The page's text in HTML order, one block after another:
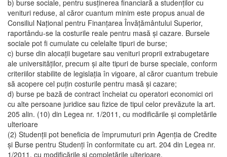
b) burse sociale, pentru susţinerea financiară a studenţilor cu
venituri reduse, al căror cuantum minim este propus anual de
Consiliul Naţional pentru Finanţarea Învăţământului Superior,
raportându-se la costurile reale pentru masă şi cazare. Bursele
sociale pot fi cumulate cu celelalte tipuri de burse;
c) burse din alocaţii bugetare sau venituri proprii extrabugetare
ale universităţilor, precum şi alte tipuri de burse speciale, conform
criteriilor stabilite de legislaţia în vigoare, al căror cuantum trebuie
să acopere cel puţin costurile pentru masă şi cazare;
d) burse pe bază de contract încheiat cu operatori economici ori
cu alte persoane juridice sau fizice de tipul celor prevăzute la art.
205 alin. (10) din Legea nr. 1/2011, cu modificările şi completările
ulterioare
(2) Studenţii pot beneficia de împrumuturi prin Agenţia de Credite
şi Burse pentru Studenţi în conformitate cu art. 204 din Legea nr.
1/2011, cu modificările şi completările ulterioare.